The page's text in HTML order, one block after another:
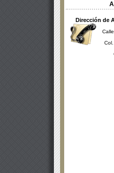
Dirección de